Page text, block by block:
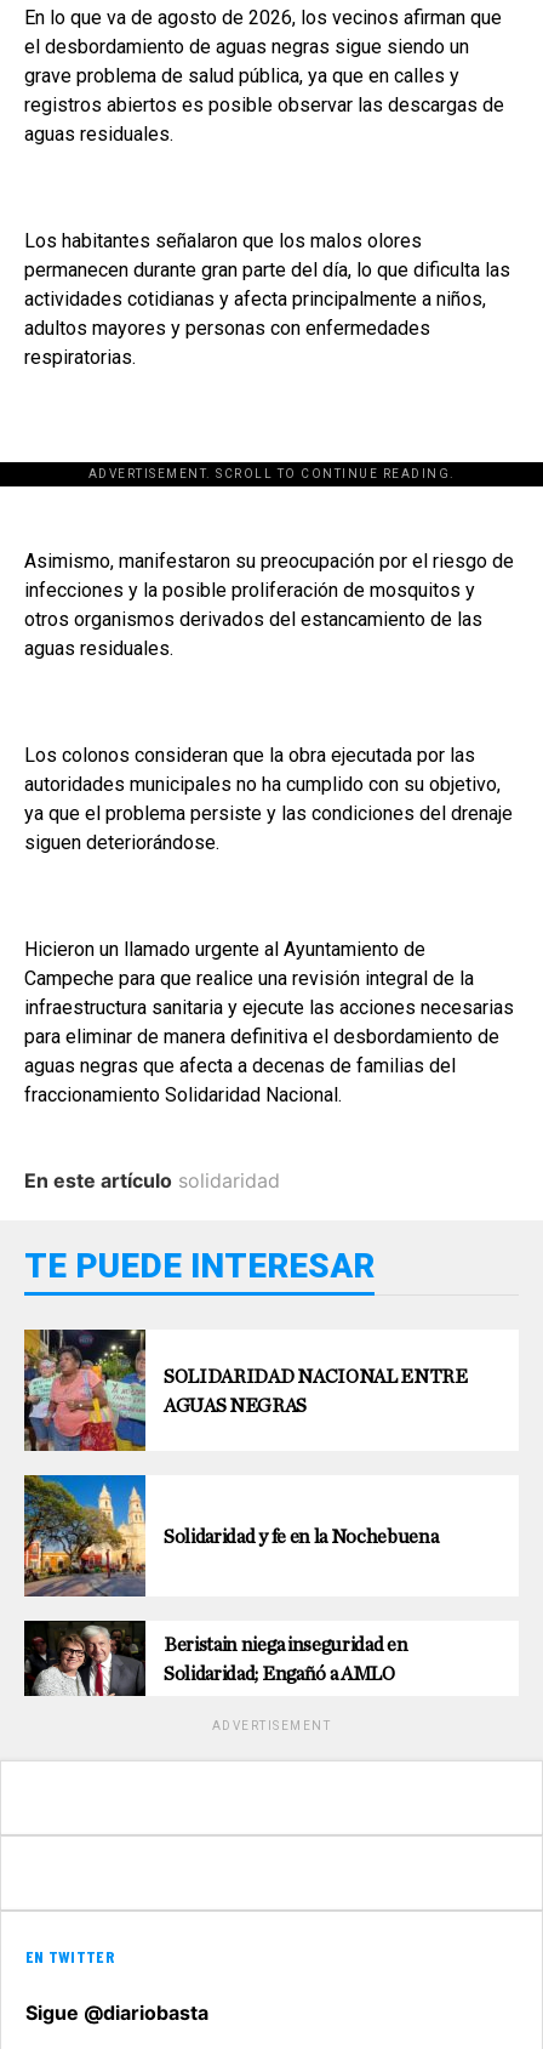
En lo que va de agosto de 2026, los vecinos afirman que
el desbordamiento de aguas negras sigue siendo un
grave problema de salud pública, ya que en calles y
registros abiertos es posible observar las descargas de
aguas residuales.
Los habitantes señalaron que los malos olores
permanecen durante gran parte del día, lo que dificulta las
actividades cotidianas y afecta principalmente a niños,
adultos mayores y personas con enfermedades
respiratorias.
ADVERTISEMENT. SCROLL TO CONTINUE READING.
Asimismo, manifestaron su preocupación por el riesgo de
infecciones y la posible proliferación de mosquitos y
otros organismos derivados del estancamiento de las
aguas residuales.
Los colonos consideran que la obra ejecutada por las
autoridades municipales no ha cumplido con su objetivo,
ya que el problema persiste y las condiciones del drenaje
siguen deteriorándose.
Hicieron un llamado urgente al Ayuntamiento de
Campeche para que realice una revisión integral de la
infraestructura sanitaria y ejecute las acciones necesarias
para eliminar de manera definitiva el desbordamiento de
aguas negras que afecta a decenas de familias del
fraccionamiento Solidaridad Nacional.
En este artículo solidaridad
TE PUEDE INTERESAR
SOLIDARIDAD NACIONAL ENTRE
AGUAS NEGRAS
Solidaridad y fe en la Nochebuena
Beristain niega inseguridad en
Solidaridad; Engañó a AMLO
ADVERTISEMENT
EN TWITTER
Sigue @diariobasta